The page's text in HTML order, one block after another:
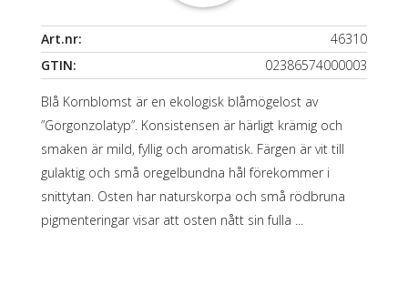
Art.nr:
46310
GTIN:
02386574000003
Blå Kornblomst är en ekologisk blåmögelost av
”Gorgonzolatyp”. Konsistensen är härligt krämig och
smaken är mild, fyllig och aromatisk. Färgen är vit till
gulaktig och små oregelbundna hål förekommer i
snittytan. Osten har naturskorpa och små rödbruna
pigmenteringar visar att osten nått sin fulla ...